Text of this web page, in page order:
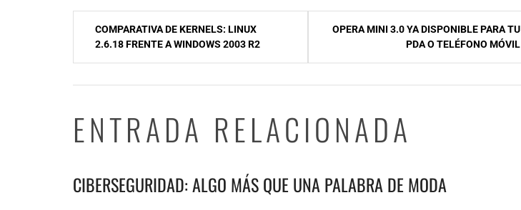
NavegaciÃ³n
entradas
COMPARATIVA DE KERNELS: LINUX
2.6.18 FRENTE A WINDOWS 2003 R2
OPERA MINI 3.0 YA DISPONIBLE PARA TU
PDA O TELÉFONO MÓVIL
ENTRADA RELACIONADA
CIBERSEGURIDAD: ALGO MÁS QUE UNA PALABRA DE MODA